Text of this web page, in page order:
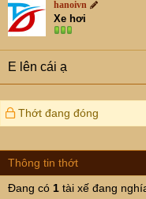
hanoivn
Xe hơi
E lên cái ạ
Thớt đang đóng
Thông tin thớt
Đang có 1 tài xế đang